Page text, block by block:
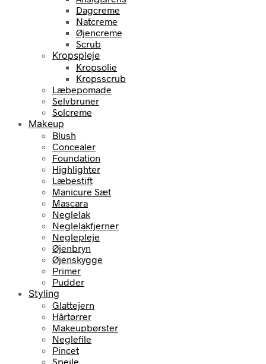
Dagcreme
Natcreme
Øjencreme
Scrub
Kropspleje
Kropsolie
Kropsscrub
Læbepomade
Selvbruner
Solcreme
Makeup
Blush
Concealer
Foundation
Highlighter
Læbestift
Manicure Sæt
Mascara
Neglelak
Neglelakfjerner
Neglepleje
Øjenbryn
Øjenskygge
Primer
Pudder
Styling
Glattejern
Hårtørrer
Makeupbørster
Neglefile
Pincet
Spejle